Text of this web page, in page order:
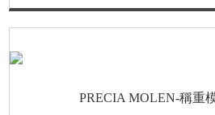
PRECIA MOLEN-稱重